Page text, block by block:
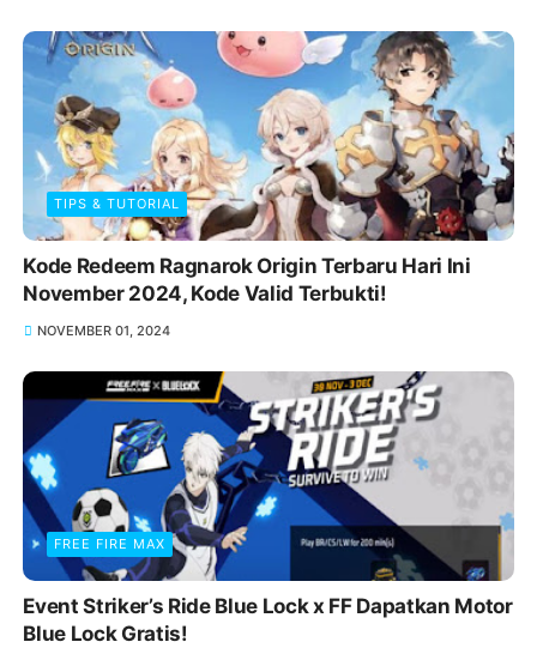
TIPS & TUTORIAL
Kode Redeem Ragnarok Origin Terbaru Hari Ini
November 2024, Kode Valid Terbukti!
NOVEMBER 01, 2024
FREE FIRE MAX
Event Striker’s Ride Blue Lock x FF Dapatkan Motor
Blue Lock Gratis!